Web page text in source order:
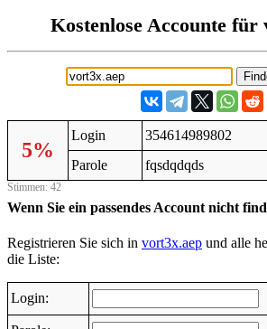
Kostenlose Accounte für
5%
Login
354614989802
Parole
fqsdqdqds
Stimmen: 42
Wenn Sie ein passendes Account nicht
Registrieren Sie sich in vort3x.aep und alle
die Liste:
Login: